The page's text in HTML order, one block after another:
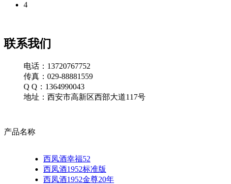
4
联系我们
电话：13720767752
传真：029-88881559
Q Q：1364990043
地址：西安市高新区西部大道117号
产品名称
西凤酒幸福52
西凤酒1952标准版
西凤酒1952金尊20年